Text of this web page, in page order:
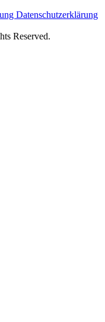
Datenschutzerklärung
Reserved.